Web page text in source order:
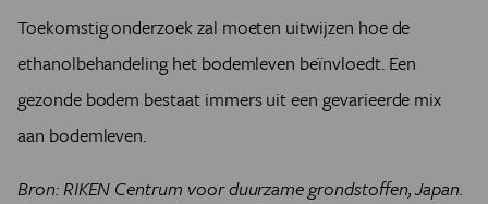
Toekomstig onderzoek zal moeten uitwijzen hoe de
ethanolbehandeling het bodemleven beïnvloedt. Een
gezonde bodem bestaat immers uit een gevarieerde mix
aan bodemleven.
Bron: RIKEN Centrum voor duurzame grondstoffen, Japan.